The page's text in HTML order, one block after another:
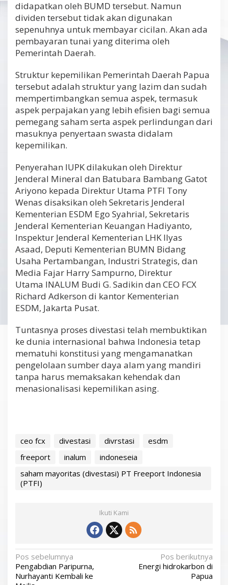
didapatkan oleh BUMD tersebut. Namun
dividen tersebut tidak akan digunakan
sepenuhnya untuk membayar cicilan. Akan ada
pembayaran tunai yang diterima oleh
Pemerintah Daerah.
Struktur kepemilikan Pemerintah Daerah Papua
tersebut adalah struktur yang lazim dan sudah
mempertimbangkan semua aspek, termasuk
aspek perpajakan yang lebih efisien bagi semua
pemegang saham serta aspek perlindungan dari
masuknya penyertaan swasta didalam
kepemilikan.
Penyerahan IUPK dilakukan oleh Direktur
Jenderal Mineral dan Batubara Bambang Gatot
Ariyono kepada Direktur Utama PTFI Tony
Wenas disaksikan oleh Sekretaris Jenderal
Kementerian ESDM Ego Syahrial, Sekretaris
Jenderal Kementerian Keuangan Hadiyanto,
Inspektur Jenderal Kementerian LHK Ilyas
Asaad, Deputi Kementerian BUMN Bidang
Usaha Pertambangan, Industri Strategis, dan
Media Fajar Harry Sampurno, Direktur
Utama INALUM Budi G. Sadikin dan CEO FCX
Richard Adkerson di kantor Kementerian
ESDM, Jakarta Pusat.
Tuntasnya proses divestasi telah membuktikan
ke dunia internasional bahwa Indonesia tetap
mematuhi konstitusi yang mengamanatkan
pengelolaan sumber daya alam yang mandiri
tanpa harus memaksakan kehendak dan
menasionalisasi kepemilikan asing.
ceo fcx divestasi divrstasi
esdm
freeport
inalum
indoneseia
saham mayoritas (divestasi) PT Freeport Indonesia
(PTFI)
Ikuti Kami
N
a
Pos sebelumnya
Pengabdian Paripurna,
Nurhayanti Kembali ke
Pos berikutnya
Energi hidrokarbon di
Papua